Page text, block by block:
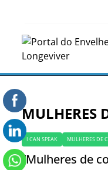
MULHERES
I CAN SPEAK MULHERES DE
“Mulheres de